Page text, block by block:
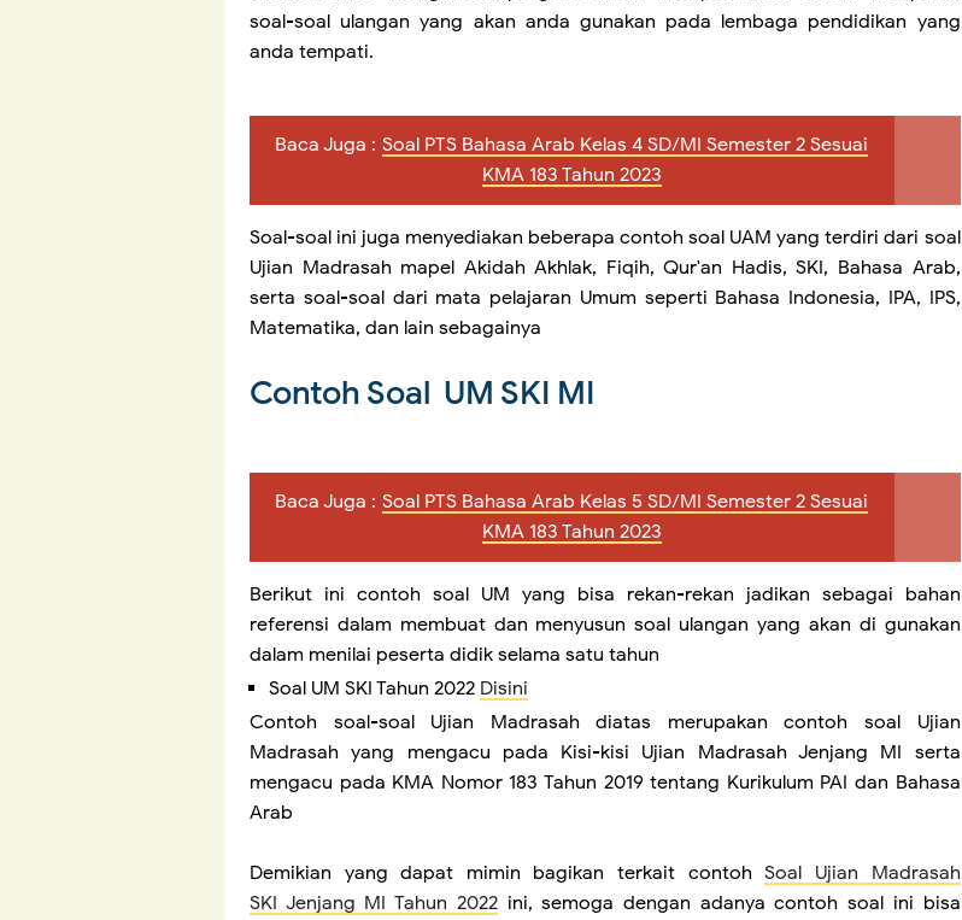
soal-soal ulangan yang akan anda gunakan pada lembaga pendidikan yang
anda tempati.
Baca Juga : Soal PTS Bahasa Arab Kelas 4 SD/MI Semester 2 Sesuai
KMA 183 Tahun 2023
Soal-soal ini juga menyediakan beberapa contoh soal UAM yang terdiri dari soal
Ujian Madrasah mapel Akidah Akhlak, Fiqih, Qur'an Hadis, SKI, Bahasa Arab,
serta soal-soal dari mata pelajaran Umum seperti Bahasa Indonesia, IPA, IPS,
Matematika, dan lain sebagainya
Contoh Soal UM SKI MI
Baca Juga : Soal PTS Bahasa Arab Kelas 5 SD/MI Semester 2 Sesuai
KMA 183 Tahun 2023
Berikut ini contoh soal UM yang bisa rekan-rekan jadikan sebagai bahan
referensi dalam membuat dan menyusun soal ulangan yang akan di gunakan
dalam menilai peserta didik selama satu tahun
Soal UM SKI Tahun 2022 Disini
Contoh soal-soal Ujian Madrasah diatas merupakan contoh soal Ujian
Madrasah yang mengacu pada Kisi-kisi Ujian Madrasah Jenjang MI serta
mengacu pada KMA Nomor 183 Tahun 2019 tentang Kurikulum PAI dan Bahasa
Arab
Demikian yang dapat mimin bagikan terkait contohSoal Ujian Madrasah
SKI Jenjang MI Tahun 2022ini, semoga dengan adanya contoh soal ini bisa